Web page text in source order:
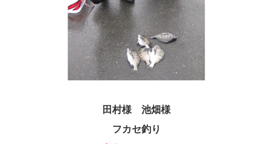
田村様 池畑様
フカセ釣り